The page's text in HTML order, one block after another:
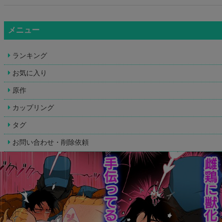
メニュー
ランキング
お気に入り
原作
カップリング
タグ
お問い合わせ・削除依頼